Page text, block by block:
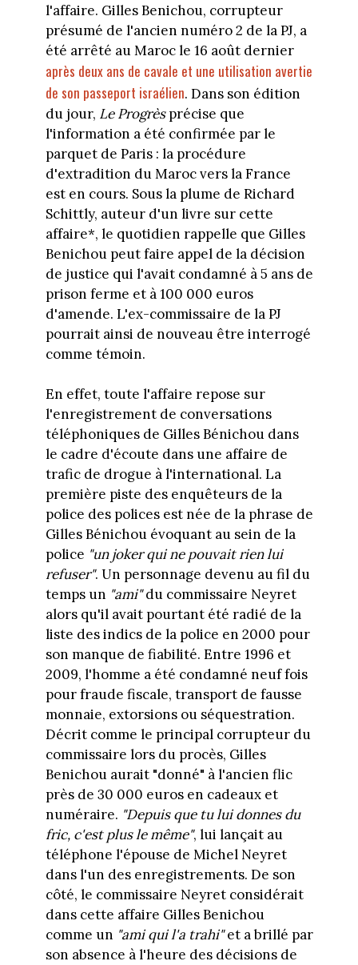
l'affaire. Gilles Benichou, corrupteur
présumé de l'ancien numéro 2 de la PJ, a
été arrêté au Maroc le 16 août dernier
après deux ans de cavale et une utilisation avertie
de son passeport israélien. Dans son édition
du jour, Le Progrèsprécise que
l'information a été confirmée par le
parquet de Paris : la procédure
d'extradition du Maroc vers la France
est en cours. Sous la plume de Richard
Schittly, auteur d'un livre sur cette
affaire*, le quotidien rappelle que Gilles
Benichou peut faire appel de la décision
de justice qui l'avait condamné à 5 ans de
prison ferme et à 100 000 euros
d'amende. L'ex-commissaire de la PJ
pourrait ainsi de nouveau être interrogé
comme témoin.
En effet, toute l'affaire repose sur
l'enregistrement de conversations
téléphoniques de Gilles Bénichou dans
le cadre d'écoute dans une affaire de
trafic de drogue à l'international. La
première piste des enquêteurs de la
police des polices est née de la phrase de
Gilles Bénichou évoquant au sein de la
police "un joker qui ne pouvait rien lui
refuser". Un personnage devenu au fil du
temps un "ami"du commissaire Neyret
alors qu'il avait pourtant été radié de la
liste des indics de la police en 2000 pour
son manque de fiabilité. Entre 1996 et
2009, l'homme a été condamné neuf fois
pour fraude fiscale, transport de fausse
monnaie, extorsions ou séquestration.
Décrit comme le principal corrupteur du
commissaire lors du procès, Gilles
Benichou aurait "donné" à l'ancien flic
près de 30 000 euros en cadeaux et
numéraire. "Depuis que tu lui donnes du
fric, c'est plus le même", lui lançait au
téléphone l'épouse de Michel Neyret
dans l'un des enregistrements. De son
côté, le commissaire Neyret considérait
dans cette affaire Gilles Benichou
comme un "ami qui l'a trahi"et a brillé par
son absence à l'heure des décisions de